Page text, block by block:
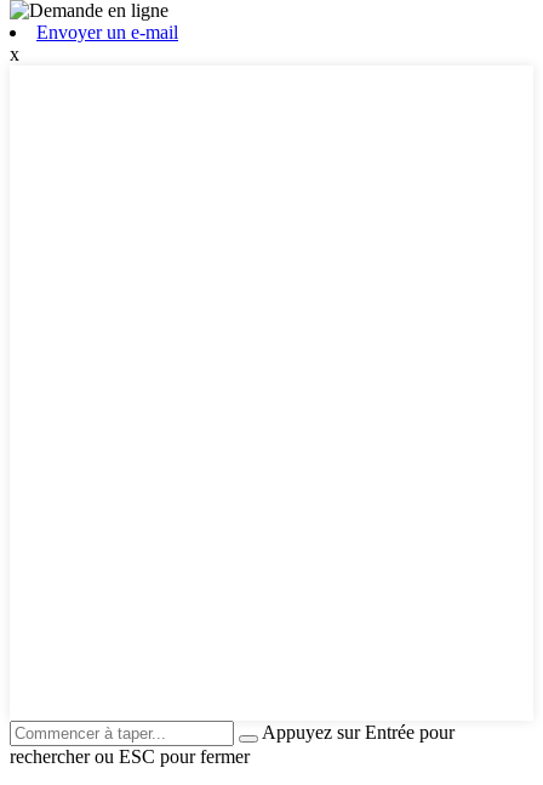
Envoyer un e-mail
x
Appuyez sur Entrée pour
rechercher ou ESC pour fermer